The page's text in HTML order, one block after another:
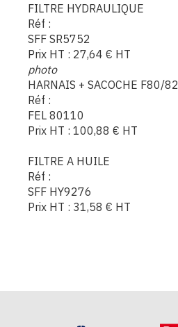
FILTRE HYDRAULIQUE
Réf :
SFF SR5752
Prix HT : 27,64 € HT
photo
HARNAIS + SACOCHE F80/82
Réf :
FEL 80110
Prix HT : 100,88 € HT
FILTRE A HUILE
Réf :
SFF HY9276
Prix HT : 31,58 € HT